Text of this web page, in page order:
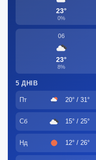
23°
0%
06
23°
8%
5 ДНІВ
Пт 20° / 31°
Сб 15° / 25°
Нд 12° / 26°